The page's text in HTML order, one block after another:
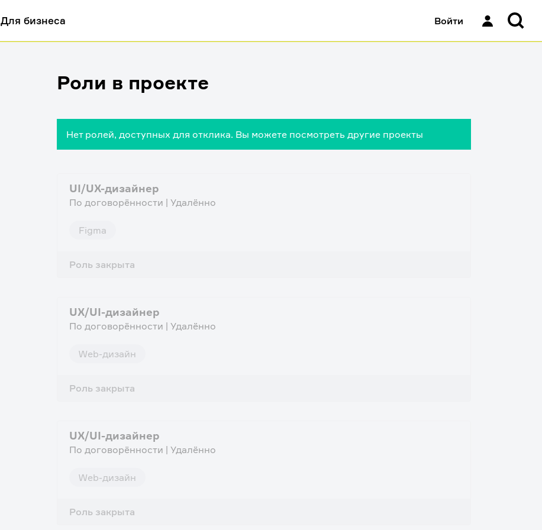
Для бизнеса Войти
Роли в проекте
Нет ролей, доступных для отклика. Вы можете посмотреть другие проекты
UI/UX-дизайнер
По договорённости | Удалённо
Figma
Роль закрыта
UX/UI-дизайнер
По договорённости | Удалённо
Web-дизайн
Роль закрыта
UX/UI-дизайнер
По договорённости | Удалённо
Web-дизайн
Роль закрыта